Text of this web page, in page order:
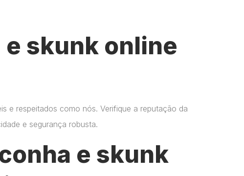
e skunk online
e respeitados como nós. Verifique a reputação da
e segurança robusta.
e skunk